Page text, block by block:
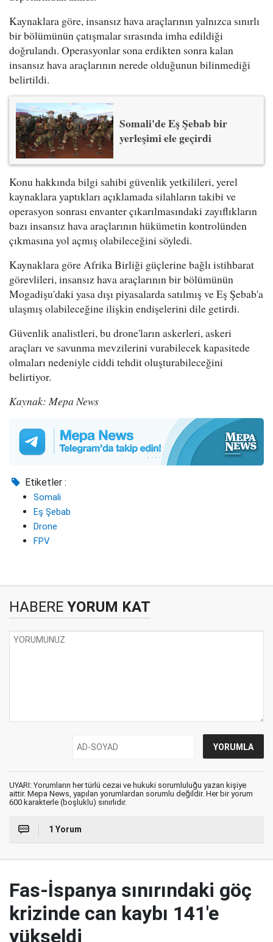
Kaynaklara göre, insansız hava araçlarının yalnızca sınırlı
bir bölümünün çatışmalar sırasında imha edildiği
doğrulandı. Operasyonlar sona erdikten sonra kalan
insansız hava araçlarının nerede olduğunun bilinmediği
belirtildi.
Somali'de Eş Şebab bir
yerleşimi ele geçirdi
Konu hakkında bilgi sahibi güvenlik yetkilileri, yerel
kaynaklara yaptıkları açıklamada silahların takibi ve
operasyon sonrası envanter çıkarılmasındaki zayıflıkların
bazı insansız hava araçlarının hükümetin kontrolünden
çıkmasına yol açmış olabileceğini söyledi.
Kaynaklara göre Afrika Birliği güçlerine bağlı istihbarat
görevlileri, insansız hava araçlarının bir bölümünün
Mogadişu'daki yasa dışı piyasalarda satılmış ve Eş Şebab'a
ulaşmış olabileceğine ilişkin endişelerini dile getirdi.
Güvenlik analistleri, bu drone'ların askerleri, askeri
araçları ve savunma mevzilerini vurabilecek kapasitede
olmaları nedeniyle ciddi tehdit oluşturabileceğini
belirtiyor.
Kaynak: Mepa News
Etiketler :
Somali
Eş Şebab
Drone
FPV
HABERE YORUM KAT
UYARI: Yorumların her türlü cezai ve hukuki sorumluluğu yazan kişiye
aittir. Mepa News, yapılan yorumlardan sorumlu değildir. Her bir yorum
600 karakterle (boşluklu) sınırlıdır.
1 Yorum
Fas-İspanya sınırındaki göç
krizinde can kaybı 141'e
yükseldi